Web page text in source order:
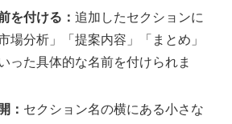
を付ける：追加したセクションに
場分析」「提案内容」「まとめ」
った具体的な名前を付けられま
： セクション名の横にある小さな